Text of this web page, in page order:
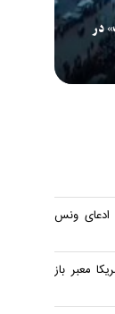
در
ادعای ونس
معبر باز